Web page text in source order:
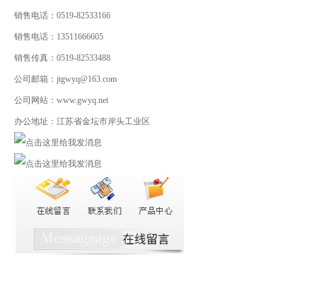
销售电话：0519-82533166
销售电话：13511666605
销售传真：0519-82533488
公司邮箱：jtgwyq@163.com
公司网站：www.gwyq.net
办公地址：江苏省金坛市岸头工业区